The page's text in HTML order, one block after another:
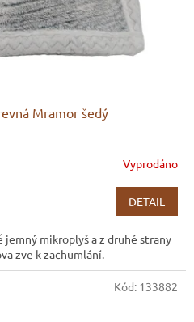
Mramor šedý
Vyprodáno
DETAIL
jemný mikroplyš a z druhé strany
zve k zachumlání.
Kód: 133882